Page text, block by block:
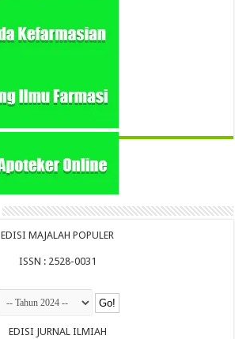
EDISI MAJALAH POPULER
ISSN : 2528-0031
EDISI JURNAL ILMIAH